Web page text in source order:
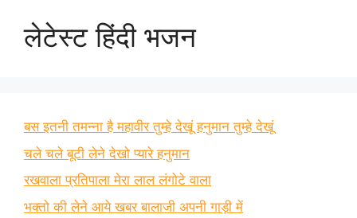
लेटेस्ट हिंदी भजन
बस इतनी तमन्ना है महावीर तुम्हे देखूं हनुमान तुम्हे देखूं
चले चले बूटी लेने देखो प्यारे हनुमान
रखवाला प्रतिपाला मेरा लाल लंगोटे वाला
भक्तो की लेने आये खबर बालाजी अपनी गाड़ी में